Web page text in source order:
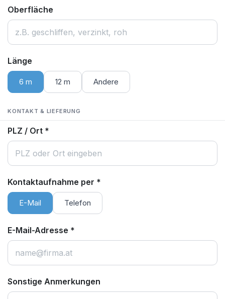
Oberfläche
Länge
6 m 12 m Andere
KONTAKT & LIEFERUNG
PLZ / Ort *
Kontaktaufnahme per *
E-Mail Telefon
E-Mail-Adresse *
Sonstige Anmerkungen